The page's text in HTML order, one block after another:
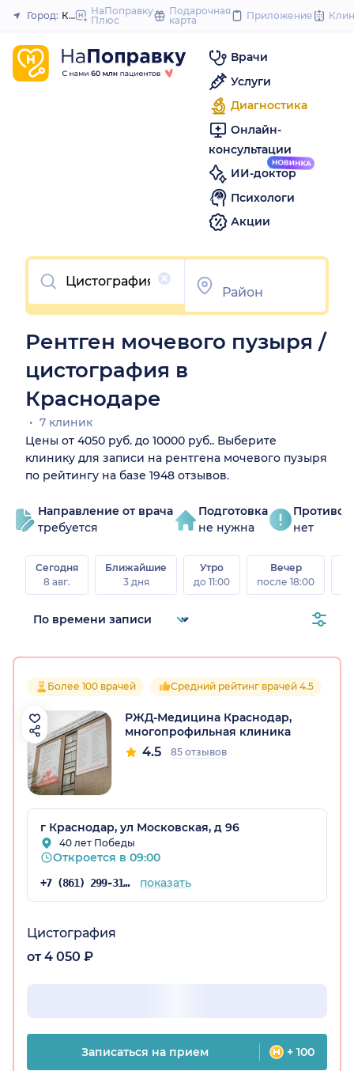
to
Закрыть
Город: КраснодарНаПоправку
Плюс
Подарочная
карта
Приложение
Врачи
Услуги
Диагностика
Онлайн-
консультации
ИИ-доктор
Психологи
Акции
Очистить
Рентген мочевого пузыря /
цистография в
Краснодаре
7 клиник
Цены от 4050 руб. до 10000 руб.. Выберите
клинику для записи на рентгена мочевого пузыря
по рейтингу на базе 1948 отзывов.
Направление от врача
требуется
Подготовка
не нужна
нет
Сегодня
8 авг.
Ближайшие
3 дня
Утро
до 11:00
Вечер
после 18:00
Более 100 врачей Средний рейтинг врачей 4.5
РЖД-Медицина Краснодар,
многопрофильная клиника
4.5 85 отзывов
г Краснодар, ул Московская, д 96
40 лет Победы
Откроется в 09:00
+7 (861) 299-31-75 показать
Цистография
от 4 050 ₽
Записаться на прием + 100